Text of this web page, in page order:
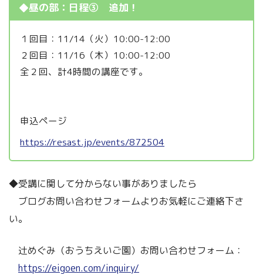
◆昼の部：日程③ 追加！
１回目：11/14（火）10:00-12:00
２回目：11/16（木）10:00-12:00
全２回、計4時間の講座です。
申込ページ
https://resast.jp/events/872504
◆受講に関して分からない事がありましたら
ブログお問い合わせフォームよりお気軽にご連絡下さ
い。
辻めぐみ（おうちえいご園）お問い合わせフォーム：
https://eigoen.com/inquiry/